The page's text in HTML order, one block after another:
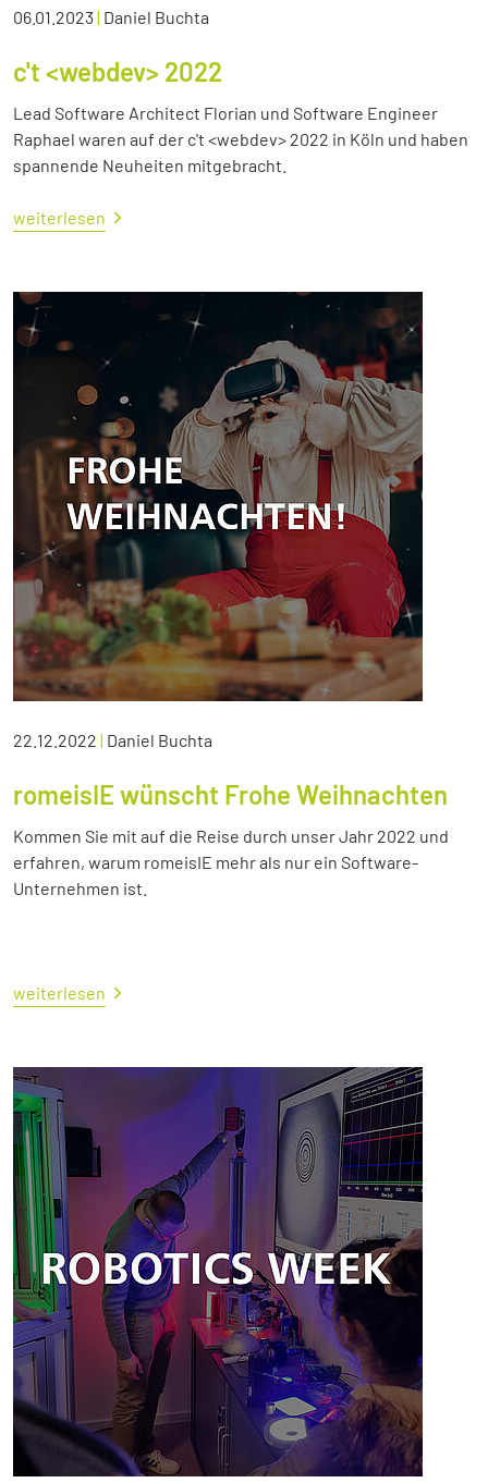
06.01.2023| Daniel Buchta
c't <webdev> 2022
Lead Software Architect Florian und Software Engineer
Raphael waren auf der c't <webdev> 2022 in Köln und haben
spannende Neuheiten mitgebracht.
weiterlesen
22.12.2022 | Daniel Buchta
romeisIE wünscht Frohe Weihnachten
Kommen Sie mit auf die Reise durch unser Jahr 2022 und
erfahren, warum romeisIE mehr als nur ein Software-
Unternehmen ist.
weiterlesen